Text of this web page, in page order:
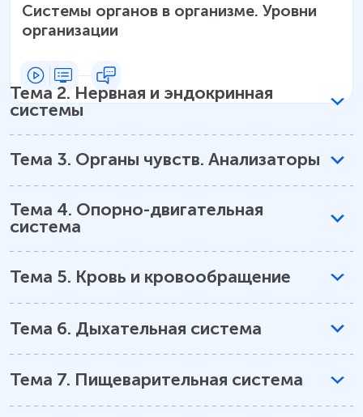
Системы органов в организме. Уровни
организации
Тема 2. Нервная и эндокринная
системы
Тема 3. Органы чувств. Анализаторы
Тема 4. Опорно-двигательная
система
Тема 5. Кровь и кровообращение
Тема 6. Дыхательная система
Тема 7. Пищеварительная система